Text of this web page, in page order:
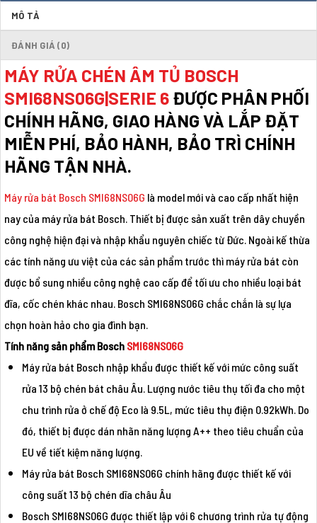
MÔ TẢ
ĐÁNH GIÁ (0)
MÁY RỬA CHÉN ÂM TỦ BOSCH
SMI68NS06G|SERIE 6 ĐƯỢC PHÂN PHỐI
CHÍNH HÃNG, GIAO HÀNG VÀ LẮP ĐẶT
MIỄN PHÍ, BẢO HÀNH, BẢO TRÌ CHÍNH
HÃNG TẬN NHÀ.
Máy rửa bát Bosch SMI68NS06G là model mới và cao cấp nhất hiện
nay của máy rửa bát Bosch. Thiết bị được sản xuất trên dây chuyền
công nghệ hiện đại và nhập khẩu nguyên chiếc từ Đức. Ngoài kế thừa
các tính năng ưu việt của các sản phẩm trước thì máy rửa bát còn
được bổ sung nhiều công nghệ cao cấp để tối ưu cho nhiều loại bát
đĩa, cốc chén khác nhau. Bosch SMI68NS06G chắc chắn là sự lựa
chọn hoàn hảo cho gia đình bạn.
Tính năng sản phẩm Bosch SMI68NS06G
Máy rửa bát Bosch nhập khẩu được thiết kế với mức công suất
rửa 13 bộ chén bát châu Âu. Lượng nước tiêu thụ tối đa cho một
chu trình rửa ở chế độ Eco là 9.5L, mức tiêu thụ điện 0.92kWh. Do
đó, thiết bị được dán nhãn năng lượng A++ theo tiêu chuẩn của
EU về tiết kiệm năng lượng.
Máy rửa bát Bosch SMI68NS06G chính hãng được thiết kế với
công suất 13 bộ chén dĩa châu Âu
Bosch SMI68NS06G được thiết lập với 6 chương trình rửa tự động